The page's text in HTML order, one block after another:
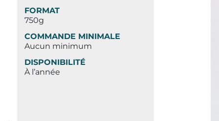
FORMAT
750g
COMMANDE MINIMALE
Aucun minimum
DISPONIBILITÉ
À l’année